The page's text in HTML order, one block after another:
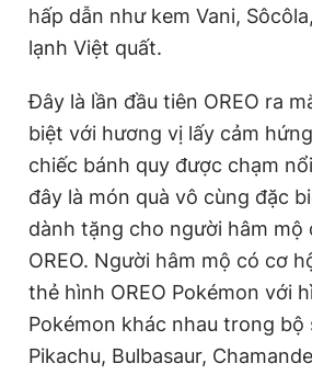
Theo dõi báo trên
Hotline
0906 645 777
Liên hệ
0908
Quảng cáo Tòa
Tổng biên tập: Nguyễn Ngọc Toàn
Phó tổng biên tập thường trực: Hải Thành
Phó tổng biên tập: Lâm Hiếu Dũng
Phó tổng biên tập: Trần Việt Hưng
Tổng thư ký tòa soạn: Đức Trung
hấp dẫn như kem Vani,
lạnh Việt quất.
Đây là lần đầu tiên OREO ra
biệt với hương vị lấy cảm
chiếc bánh quy được chạm
đây là món quà vô cùng đặc
dành tặng cho người hâm mộ
OREO. Người hâm mộ có cơ
thẻ hình OREO Pokémon với
Pokémon khác nhau trong bộ
Pikachu, Bulbasaur,